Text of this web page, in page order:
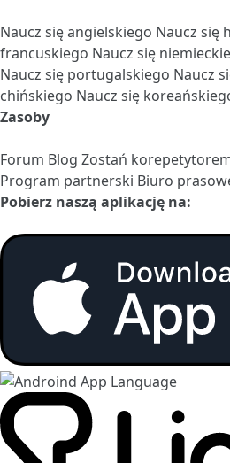
Naucz się angielskiego Naucz się
francuskiego Naucz się
Naucz się portugalskiego Naucz
chińskiego Naucz się
Zasoby
Forum Blog Zostań
Program partnerski Biuro
Pobierz naszą aplikację na: